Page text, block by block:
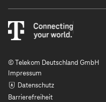
© Telekom Deutschland GmbH
Impressum
Datenschutz
Barrierefreiheit